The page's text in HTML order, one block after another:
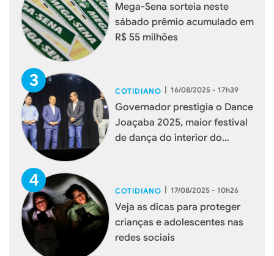
Mega-Sena sorteia neste
sábado prêmio acumulado em
R$ 55 milhões
COTIDIANO | 16/08/2025 - 17h39
Governador prestigia o Dance
Joaçaba 2025, maior festival
de dança do interior do
COTIDIANO | 17/08/2025 - 10h26
Veja as dicas para proteger
crianças e adolescentes nas
redes sociais